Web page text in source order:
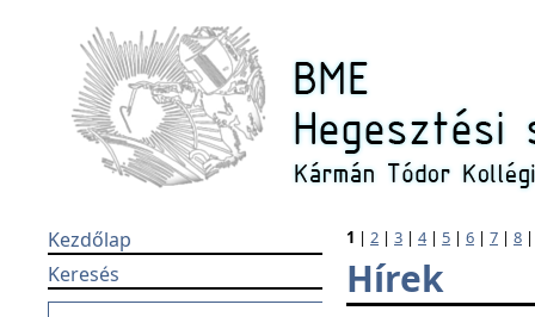
Kezdőlap
Keresés
1 | 2 | 3 | 4| 5 | 6 | 7 | 8
Hírek